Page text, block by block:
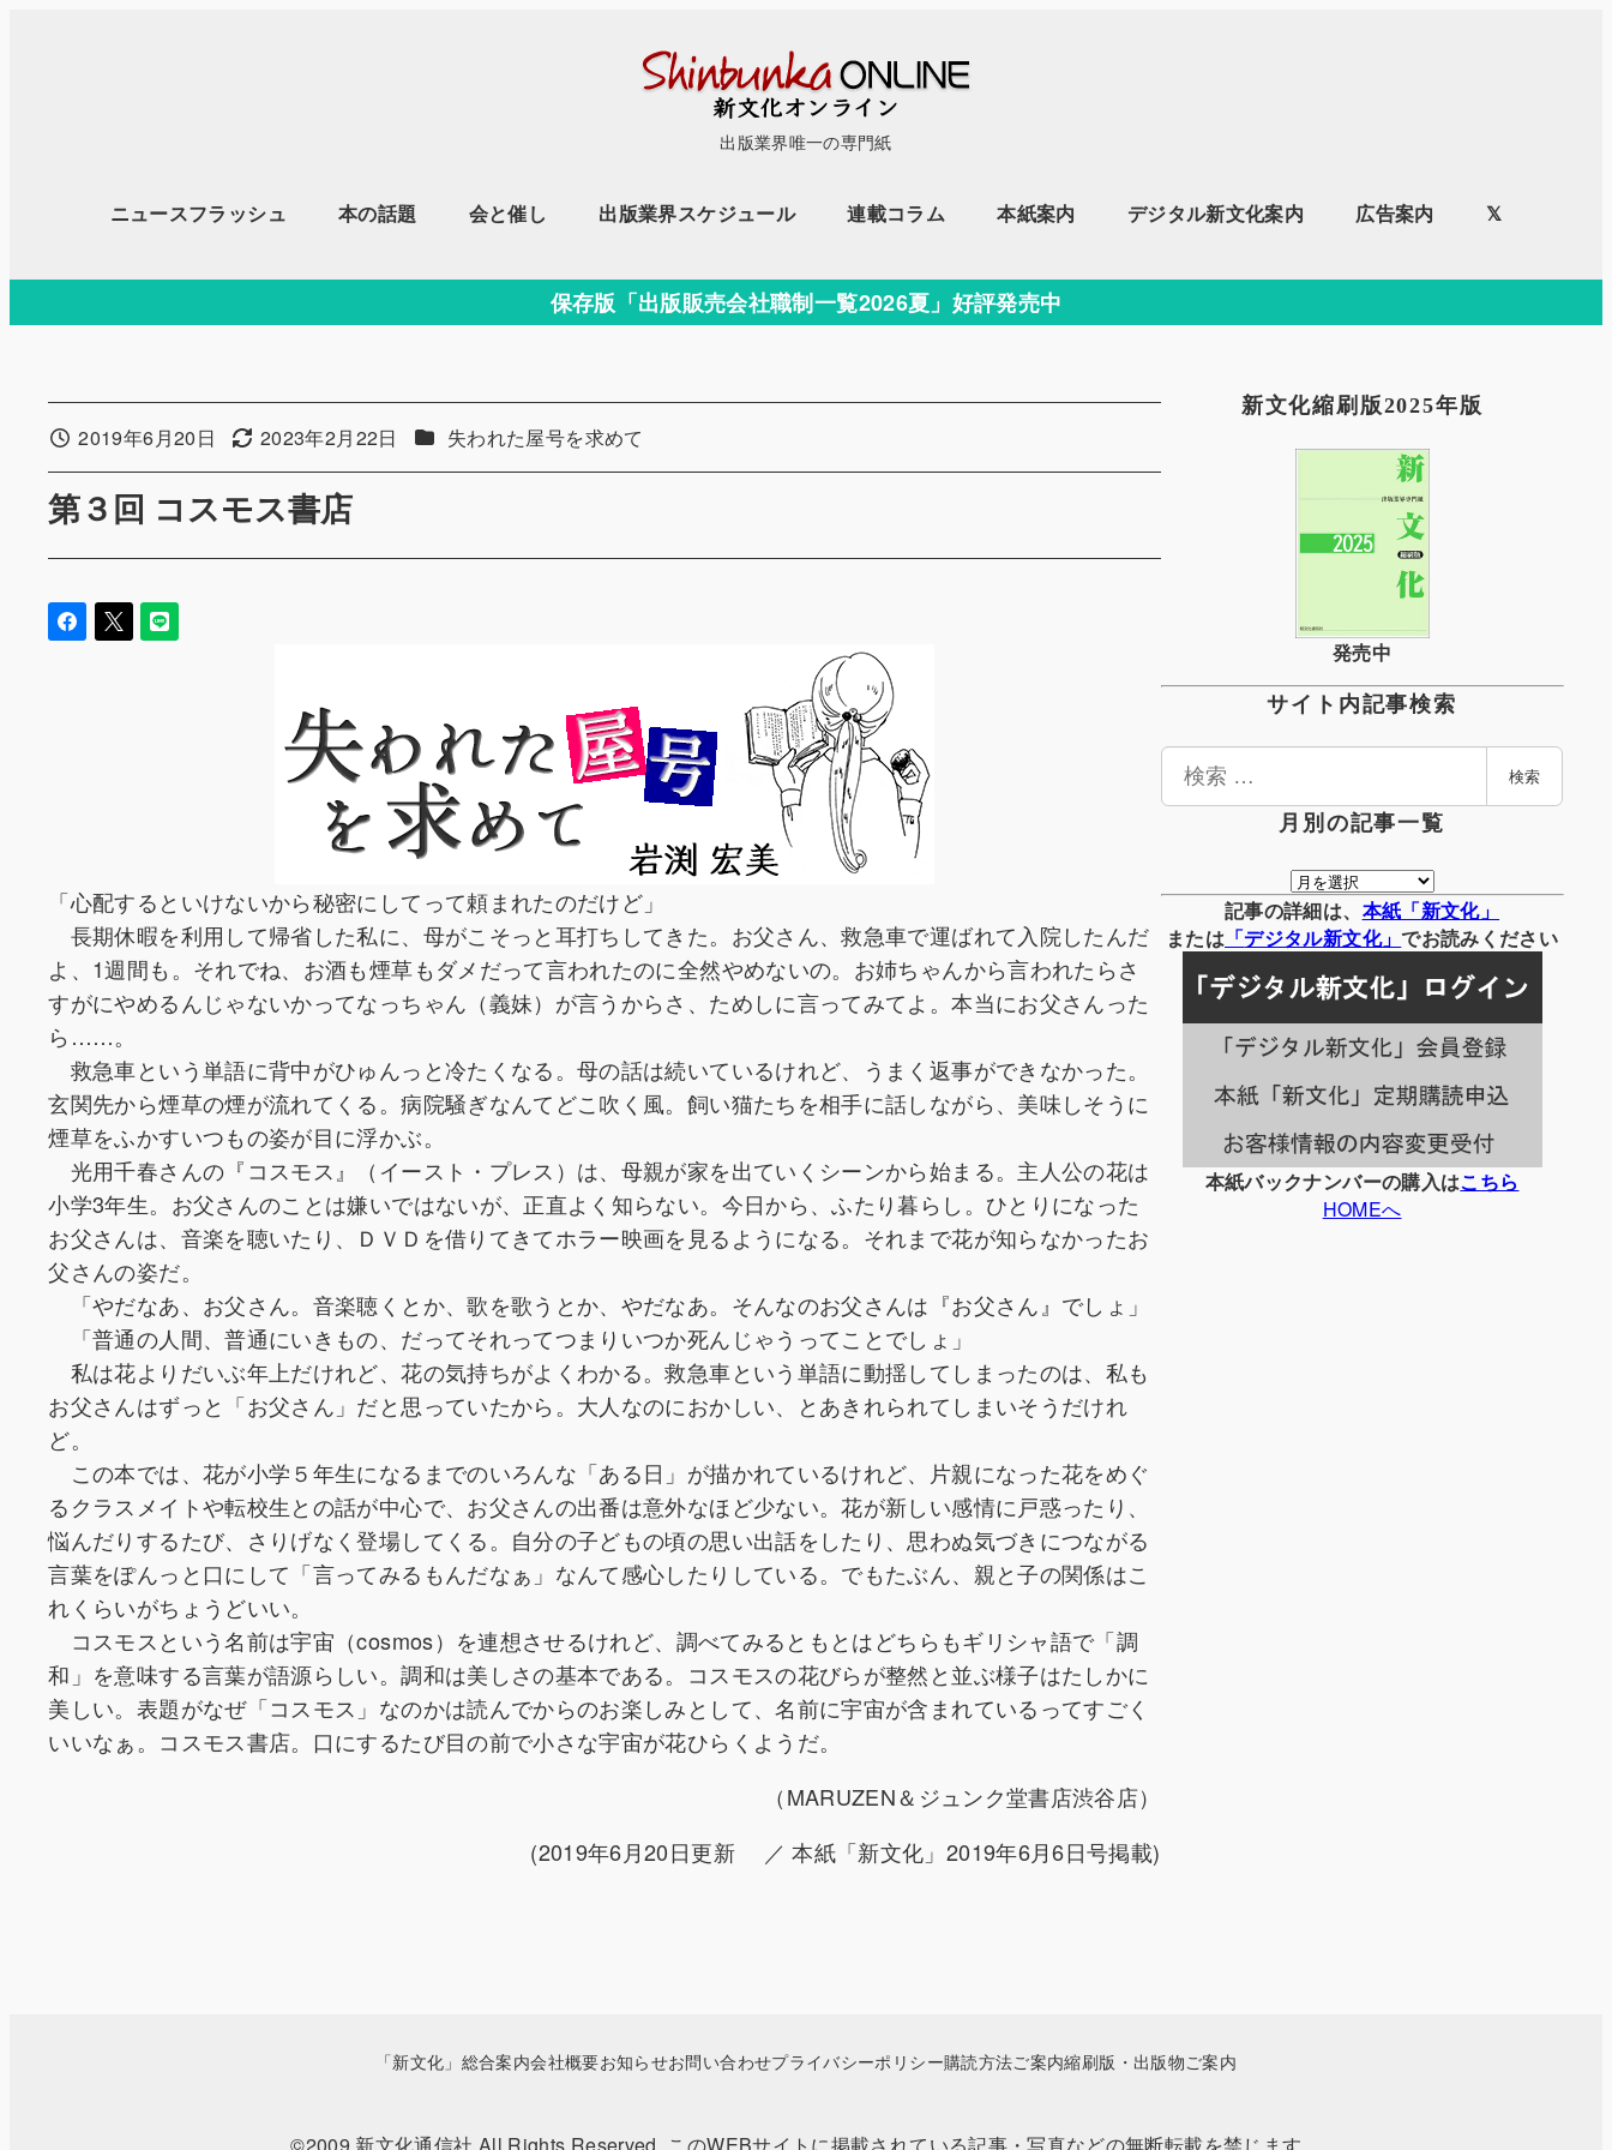
移
出版業界唯一の専門紙
ニュースフラッシュ 本の話題 会と催し 出版業界スケジュール 連載コラム 本紙案内 デジタル新文化案内 広告案内 𝕏
保存版「出版販売会社職制一覧2026夏」好評発売中
第３回 コスモス書店
投稿日2019年6月20日 更新日2023年2月22日 カテゴリー
失われた屋号を求めて
「心配するといけないから秘密にしてって頼まれたのだけど」
長期休暇を利用して帰省した私に、母がこそっと耳打ちしてきた。お父さん、救急車で運ばれて入院したんだ
よ、1週間も。それでね、お酒も煙草もダメだって言われたのに全然やめないの。お姉ちゃんから言われたらさ
すがにやめるんじゃないかってなっちゃん（義妹）が言うからさ、ためしに言ってみてよ。本当にお父さんった
ら……。
救急車という単語に背中がひゅんっと冷たくなる。母の話は続いているけれど、うまく返事ができなかった。
玄関先から煙草の煙が流れてくる。病院騒ぎなんてどこ吹く風。飼い猫たちを相手に話しながら、美味しそうに
煙草をふかすいつもの姿が目に浮かぶ。
光用千春さんの『コスモス』（イースト・プレス）は、母親が家を出ていくシーンから始まる。主人公の花は
小学3年生。お父さんのことは嫌いではないが、正直よく知らない。今日から、ふたり暮らし。ひとりになった
お父さんは、音楽を聴いたり、ＤＶＤを借りてきてホラー映画を見るようになる。それまで花が知らなかったお
父さんの姿だ。
「やだなあ、お父さん。音楽聴くとか、歌を歌うとか、やだなあ。そんなのお父さんは『お父さん』でしょ」
「普通の人間、普通にいきもの、だってそれってつまりいつか死んじゃうってことでしょ」
私は花よりだいぶ年上だけれど、花の気持ちがよくわかる。救急車という単語に動揺してしまったのは、私も
お父さんはずっと「お父さん」だと思っていたから。大人なのにおかしい、とあきれられてしまいそうだけれ
ど。
この本では、花が小学５年生になるまでのいろんな「ある日」が描かれているけれど、片親になった花をめぐ
るクラスメイトや転校生との話が中心で、お父さんの出番は意外なほど少ない。花が新しい感情に戸惑ったり、
悩んだりするたび、さりげなく登場してくる。自分の子どもの頃の思い出話をしたり、思わぬ気づきにつながる
言葉をぽんっと口にして「言ってみるもんだなぁ」なんて感心したりしている。でもたぶん、親と子の関係はこ
れくらいがちょうどいい。
コスモスという名前は宇宙（cosmos）を連想させるけれど、調べてみるともとはどちらもギリシャ語で「調
和」を意味する言葉が語源らしい。調和は美しさの基本である。コスモスの花びらが整然と並ぶ様子はたしかに
美しい。表題がなぜ「コスモス」なのかは読んでからのお楽しみとして、名前に宇宙が含まれているってすごく
いいなぁ。コスモス書店。口にするたび目の前で小さな宇宙が花ひらくようだ。
（MARUZEN＆ジュンク堂書店渋谷店）
(2019年6月20日更新 ／ 本紙「新文化」2019年6月6日号掲載)
新文化縮刷版2025年版
発売中
サイト内記事検索
検
検索
月別の記事一覧
月
別
の
事
一
覧
記事の詳細は、 本紙「新文化」
または 「デジタル新文化」でお読みください
本紙バックナンバーの購入はこちら
HOMEへ
「新文化」総合案内会社概要お知らせお問い合わせプライバシーポリシー購読方法ご案内縮刷版・出版物ご案内